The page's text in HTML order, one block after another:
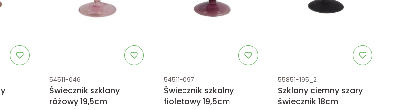
Kod produktu
54511-046
Świecznik szklany
różowy 19,5cm
Kod produktu
54511-097
Świecznik szkalny
fioletowy 19,5cm
Kod produktu
55851-195_2
Szklany ciemny szary
świecznik 18cm